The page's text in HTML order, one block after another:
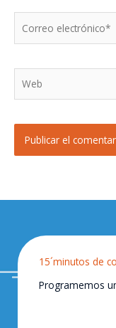
electrónico*
15´minutos de
Programemos